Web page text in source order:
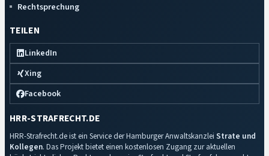
Rechtsprechung
TEILEN
LinkedIn
Xing
Facebook
HRR-STRAFRECHT.DE
HRR-Strafrecht.de ist ein Service der Hamburger Anwaltskanzlei Strate und
Kollegen. Das Projekt bietet einen kostenlosen Zugang zur aktuellen